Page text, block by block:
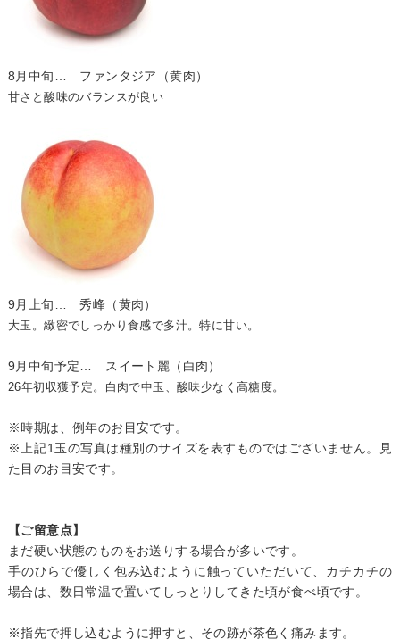
8月中旬… ファンタジア（黄肉）
甘さと酸味のバランスが良い
9月上旬… 秀峰（黄肉）
大玉。緻密でしっかり食感で多汁。特に甘い。
9月中旬予定… スイート麗（白肉）
26年初収獲予定。白肉で中玉、酸味少なく高糖度。
※時期は、例年のお目安です。
※上記1玉の写真は種別のサイズを表すものではございません。見
た目のお目安です。
【ご留意点】
まだ硬い状態のものをお送りする場合が多いです。
手のひらで優しく包み込むように触っていただいて、カチカチの
場合は、数日常温で置いてしっとりしてきた頃が食べ頃です。
※指先で押し込むように押すと、その跡が茶色く痛みます。